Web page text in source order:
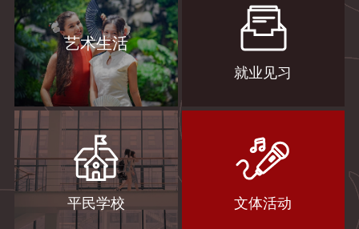
艺术生活
就业见习
平民学校 文体活动